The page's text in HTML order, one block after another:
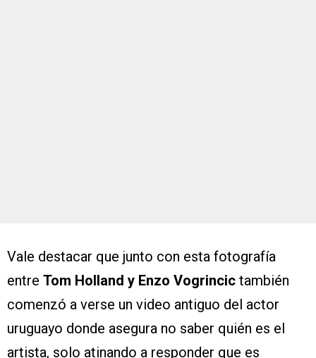
Vale destacar que junto con esta fotografía
entre Tom Holland y Enzo Vogrincic también
comenzó a verse un video antiguo del actor
uruguayo donde asegura no saber quién es el
artista, solo atinando a responder que es